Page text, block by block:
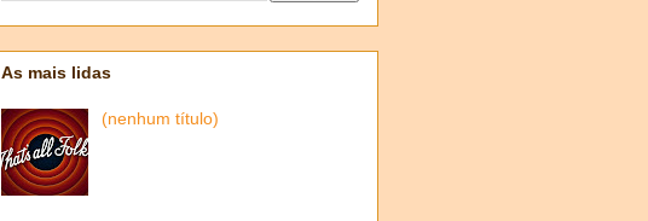
As mais lidas
(nenhum título)